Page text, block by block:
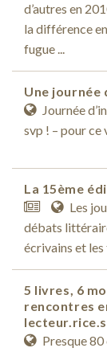
d’autres en
la différence
fugue ...
Une journée
Journée
svp ! – pour ce
La 15ème
Les
débats
écrivains et
5 livres, 6
rencontres
lecteur.rice.s
Presque